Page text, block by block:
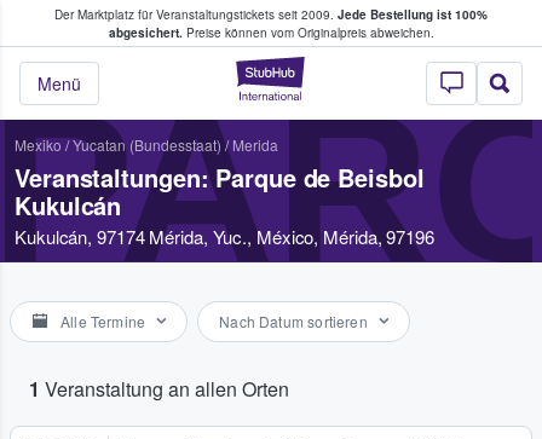
Der Marktplatz für Veranstaltungstickets seit 2009. Jede Bestellung ist 100%
abgesichert.Preise können vom Originalpreis abweichen.
StubHub - Wo
Menü
Tickets kaufen & verkaufen
Mexiko/Yucatan (Bundesstaat) / Merida
Veranstaltungen: Parque de Beisbol
Kukulcán
Kukulcán, 97174 Mérida, Yuc., México, Mérida, 97196
Alle Termine Nach Datum sortieren
1 Veranstaltung an allen Orten